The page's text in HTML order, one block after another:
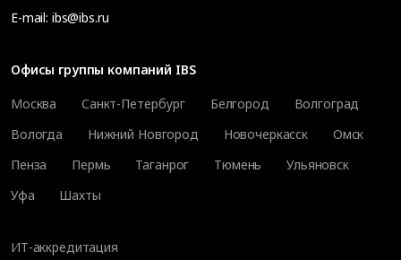
E-mail: ibs@ibs.ru
Офисы группы компаний IBS
Москва
Санкт-Петербург Белгород
Волгоград
Вологда
Нижний Новгород Новочеркасск
Омск
Пенза
Пермь Таганрог Тюмень
Ульяновск
Уфа
Шахты
ИТ-аккредитация